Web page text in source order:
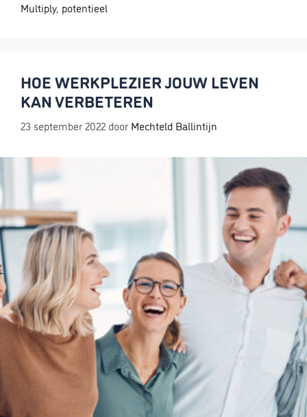
Multiply, potentieel
HOE WERKPLEZIER JOUW LEVEN
KAN VERBETEREN
23 september 2022 doorMechteld Ballintijn